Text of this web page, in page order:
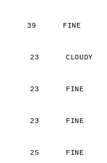
39      FINE
23      CLOUDY
23      FINE
23      FINE
25      FINE